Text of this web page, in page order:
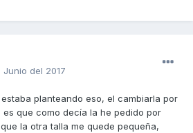
Junio del 2017
planteando eso, el cambiarla por
es que como decía la he pedido por
la otra talla me quede pequeña,